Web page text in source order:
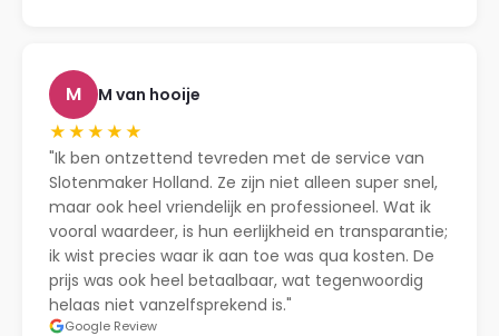
M M van hooije
★★★★★
"Ik ben ontzettend tevreden met de service van
Slotenmaker Holland. Ze zijn niet alleen super snel,
maar ook heel vriendelijk en professioneel. Wat ik
vooral waardeer, is hun eerlijkheid en transparantie;
ik wist precies waar ik aan toe was qua kosten. De
prijs was ook heel betaalbaar, wat tegenwoordig
helaas niet vanzelfsprekend is."
Google Review